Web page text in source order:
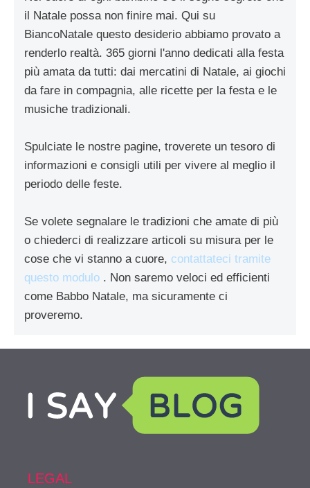
il Natale possa non finire mai. Qui su
BiancoNatale questo desiderio abbiamo provato a
renderlo realtà. 365 giorni l'anno dedicati alla festa
più amata da tutti: dai mercatini di Natale, ai giochi
da fare in compagnia, alle ricette per la festa e le
musiche tradizionali.
Spulciate le nostre pagine, troverete un tesoro di
informazioni e consigli utili per vivere al meglio il
periodo delle feste.
Se volete segnalare le tradizioni che amate di più
o chiederci di realizzare articoli su misura per le
cose che vi stanno a cuore, contattateci tramite
questo modulo . Non saremo veloci ed efficienti
come Babbo Natale, ma sicuramente ci
proveremo.
LEGAL